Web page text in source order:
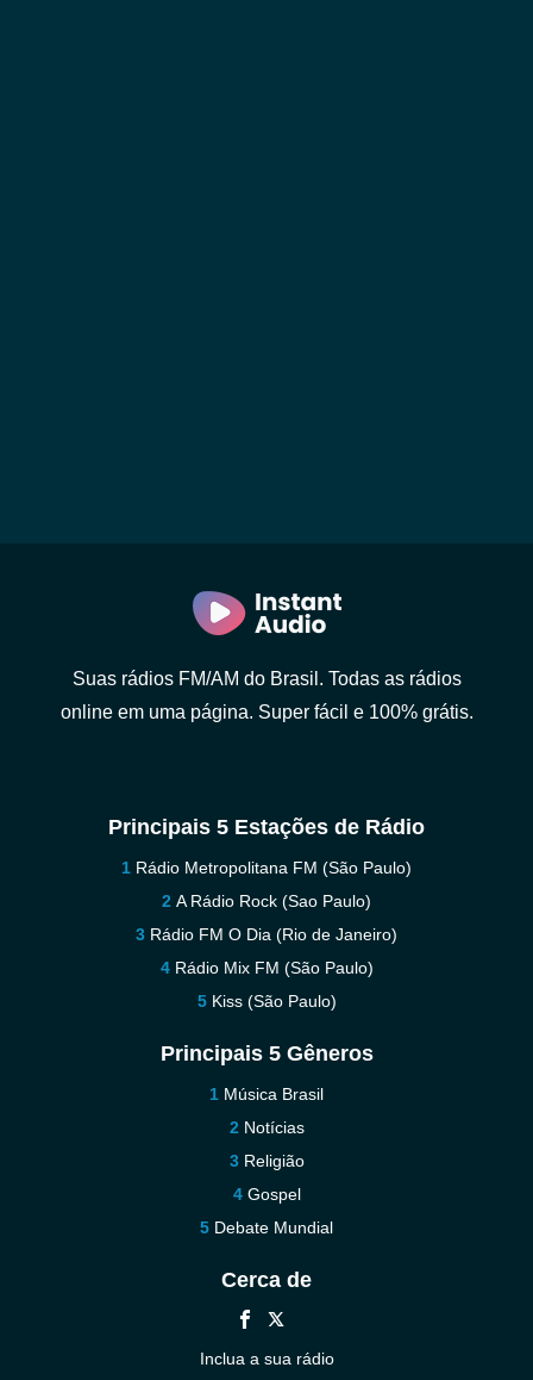
Suas rádios FM/AM do Brasil. Todas as rádios
online em uma página. Super fácil e 100% grátis.
Principais 5 Estações de Rádio
Rádio Metropolitana FM (São Paulo)
A Rádio Rock (Sao Paulo)
Rádio FM O Dia (Rio de Janeiro)
Rádio Mix FM (São Paulo)
Kiss (São Paulo)
Principais 5 Gêneros
Música Brasil
Notícias
Religião
Gospel
Debate Mundial
Cerca de
Inclua a sua rádio